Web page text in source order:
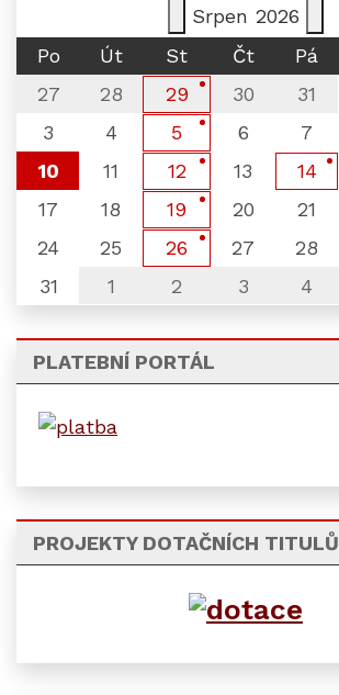
Srpen 2026
Po
Út St Čt Pá
27
28 29 30 31
3
4 5 6 7
10
11 12 13 14
17
18 19 20 21
24
25 26 27 28
31
1 2 3 4
PLATEBNÍ PORTÁL
PROJEKTY DOTAČNÍCH TITULŮ